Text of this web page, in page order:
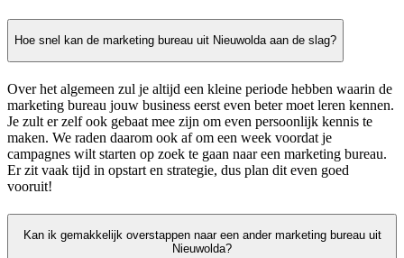
Hoe snel kan de marketing bureau uit Nieuwolda aan de slag?
Over het algemeen zul je altijd een kleine periode hebben waarin de
marketing bureau jouw business eerst even beter moet leren kennen.
Je zult er zelf ook gebaat mee zijn om even persoonlijk kennis te
maken. We raden daarom ook af om een week voordat je
campagnes wilt starten op zoek te gaan naar een marketing bureau.
Er zit vaak tijd in opstart en strategie, dus plan dit even goed
vooruit!
Kan ik gemakkelijk overstappen naar een ander marketing bureau uit
Nieuwolda?